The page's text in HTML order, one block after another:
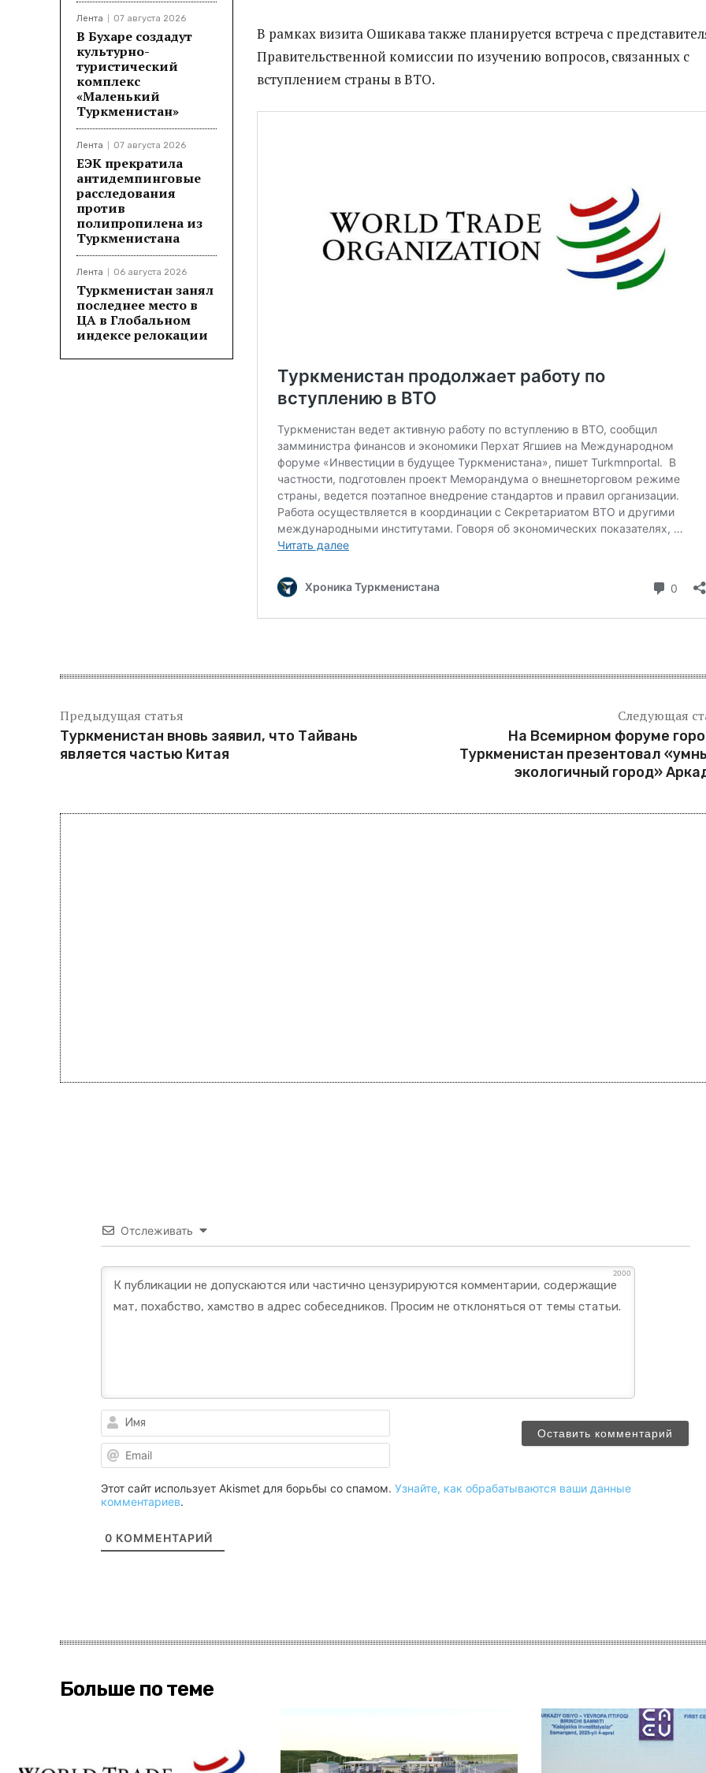
Лента 07 августа 2026
В Бухаре создадут
культурно-
туристический
комплекс
«Маленький
Туркменистан»
Лента 07 августа 2026
ЕЭК прекратила
антидемпинговые
расследования
против
полипропилена из
Туркменистана
Лента 06 августа 2026
Туркменистан занял
последнее место в
ЦА в Глобальном
индексе релокации
В рамках визита Ошикава также планируется встреча с
Правительственной комиссии по изучению вопросов, связанных с
вступлением страны в ВТО.
Предыдущая статья
Туркменистан вновь заявил, что Тайвань
является частью Китая
Следующая
На Всемирном форуме
Туркменистан презентовал
экологичный город»
Отслеживать
2000
Этот сайт использует Akismet для борьбы со спамом. Узнайте, как обрабатываются ваши данные
комментариев.
0 КОММЕНТАРИЙ
Больше по теме